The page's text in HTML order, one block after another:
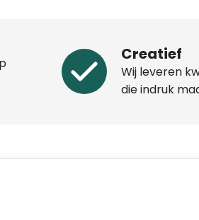
Creatief
Wij leveren
die indruk